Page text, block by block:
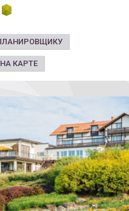
КАРТЕ